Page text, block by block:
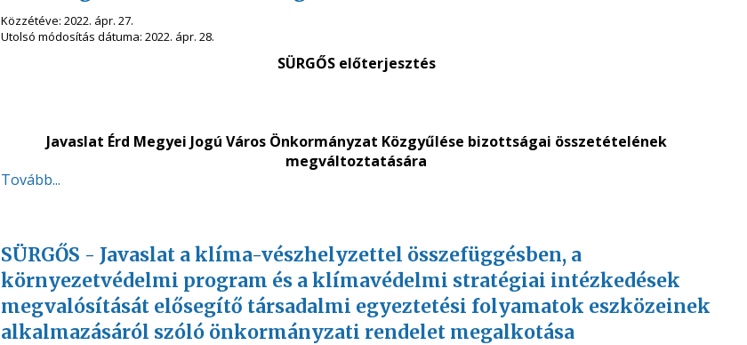
Közzétéve: 2022. ápr. 27.
Utolsó módosítás dátuma: 2022. ápr. 28.
SÜRGŐS előterjesztés
Javaslat Érd Megyei Jogú Város Önkormányzat Közgyűlése bizottságai összetételének
megváltoztatására
Tovább...
SÜRGŐS - Javaslat a klíma-vészhelyzettel összefüggésben, a
környezetvédelmi program és a klímavédelmi stratégiai intézkedések
megvalósítását elősegítő társadalmi egyeztetési folyamatok eszközeinek
alkalmazásáról szóló önkormányzati rendelet megalkotása